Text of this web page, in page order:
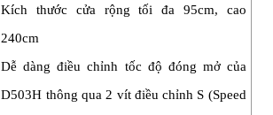
Kích thước cửa rộng tối đa 95cm, cao
240cm
Dễ dàng điều chỉnh tốc độ đóng mở của
D503H thông qua 2 vít điều chỉnh S (Speed